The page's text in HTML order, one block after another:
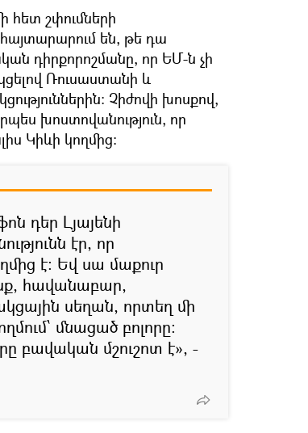
հետ շփումների
են, թե դա
դիրքորոշմանը, որ ԵՄ-ն չի
Ռուսաստանի և
Չիժովի խոսքով,
խոստովանություն, որ
Կիևի կողմից։
դեր Լյայենի
էր, որ
է։ Եվ սա մաքուր
հավանաբար,
սեղան, որտեղ մի
մնացած բոլորը։
բավական մշուշոտ է», -